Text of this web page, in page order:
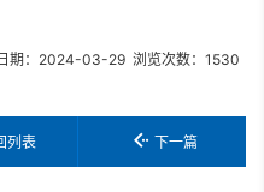
期：2024-03-29 浏览次数：1530
列表 下一篇